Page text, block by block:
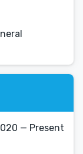
— Present